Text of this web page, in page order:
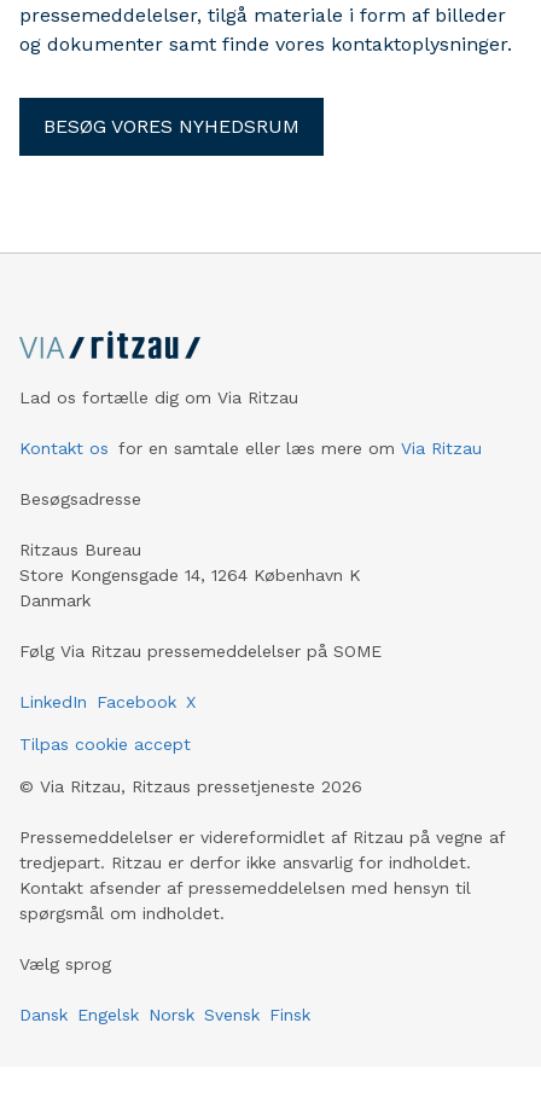
pressemeddelelser, tilgå materiale i form af billeder
og dokumenter samt finde vores kontaktoplysninger.
BESØG VORES NYHEDSRUM
Lad os fortælle dig om Via Ritzau
Kontakt os for en samtale eller læs mere om Via Ritzau
Besøgsadresse
Ritzaus Bureau
Store Kongensgade 14, 1264 København K
Danmark
Følg Via Ritzau pressemeddelelser på SOME
LinkedIn Facebook X
Tilpas cookie accept
© Via Ritzau, Ritzaus pressetjeneste 2026
Pressemeddelelser er videreformidlet af Ritzau på vegne af
tredjepart. Ritzau er derfor ikke ansvarlig for indholdet.
Kontakt afsender af pressemeddelelsen med hensyn til
spørgsmål om indholdet.
Vælg sprog
Dansk Engelsk Norsk Svensk Finsk